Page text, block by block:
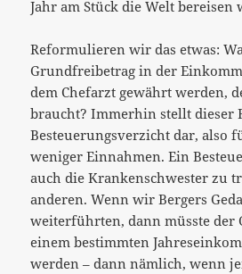
Jahr am Stück die Welt bereisen
Reformulieren wir das etwas:
Grundfreibetrag in der
dem Chefarzt gewährt werden,
braucht? Immerhin stellt dieser
Besteuerungsverzicht dar, also
weniger Einnahmen. Ein
auch die Krankenschwester zu
anderen. Wenn wir Bergers
weiterführten, dann müsste der
einem bestimmten
werden – dann nämlich, wenn